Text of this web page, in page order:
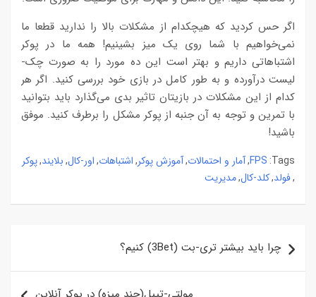
اگر حس کردید که هیچکدام از مشکلات بالا را ندارید قطعا ما
نمی‌خواهیم با شما روی یک میز بشینیم! همه ما در پوکر
اشتباهاتی داریم و بهتر است این ده مورد را به صورت چک-
لیست درآورده و به طور کامل در بازی خود بررسی کنید. اگر هر
کدام از این مشکلات در بازیتان تاثیر بدی می‌گذارد باید بتوانید
با تمرین و توجه به آن جنبه از پوکر مشکل را برطرف کنید. موفق
باشید!
Tags:
FPS
,آمار و احتمالات,آموزش پوکر, اشتباهات, اور-کال, بلایند,پوکر
,فولد,کلد-کال,مدیریت
راهبری
نوشته
چرا باید بیشتر تری-بت (3Bet) کنیم؟